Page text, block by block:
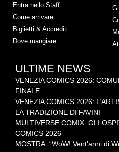
Entra nello Staff
Come arrivare
Biglietti & Accrediti
Dove mangiare
ULTIME NEWS
VENEZIA COMICS 2026:
FINALE
VENEZIA COMICS 2026:
LA TRADIZIONE DI FAVINI
MULTIVERSE COMIX: GLI
COMICS 2026
MOSTRA: “WoW! Vent’anni di